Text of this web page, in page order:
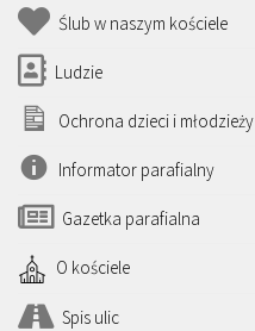
Ślub w naszym kościele
Ludzie
Ochrona dzieci i młodzieży
Informator parafialny
Gazetka parafialna
O kościele
Spis ulic